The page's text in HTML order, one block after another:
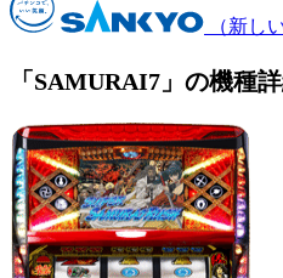
（新し
「SAMURAI7」の機種